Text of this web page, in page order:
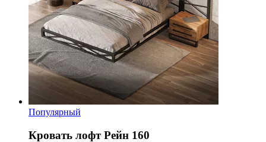
Популярный
Кровать лофт Рейн 160